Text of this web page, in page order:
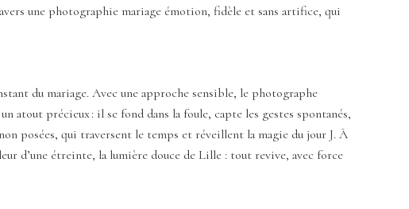
une photographie mariage émotion, fidèle et sans artifice, qui
du mariage. Avec une approche sensible, le photographe
précieux : il se fond dans la foule, capte les gestes spontanés,
posées, qui traversent le temps et réveillent la magie du jour J. À
d’une étreinte, la lumière douce de Lille : tout revive, avec force